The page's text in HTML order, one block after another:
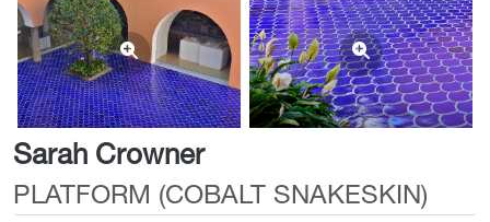
Sarah Crowner
PLATFORM (COBALT SNAKESKIN)